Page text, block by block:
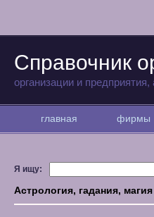
Справочник
организации и
главная фирмы
Я ищу:
Астрология, гадания, магия